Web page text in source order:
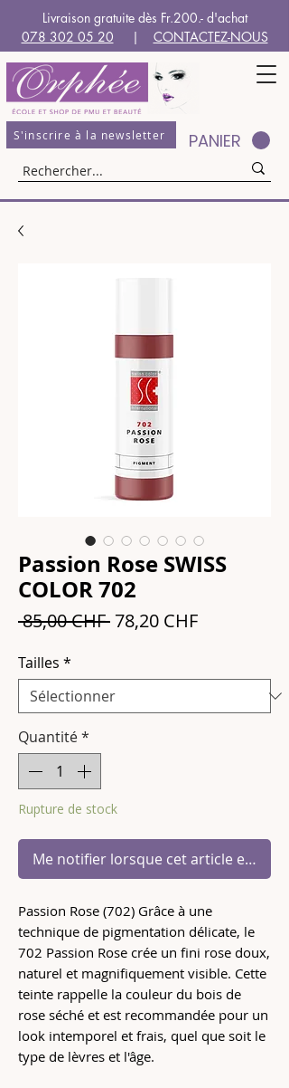
Livraison gratuite dès Fr.200.- d'achat
078 302 05 20 | CONTACTEZ-NOUS
S'inscrire à la newsletter PANIER
Passion Rose SWISS
COLOR 702
85,00 CHF Prix
78,20 CHFPrix
Tailles *
Quantité*
Rupture de stock
Me notifier lorsque cet article est
Passion Rose (702) Grâce à une
technique de pigmentation délicate, le
702 Passion Rose crée un fini rose doux,
naturel et magnifiquement visible. Cette
teinte rappelle la couleur du bois de
rose séché et est recommandée pour un
look intemporel et frais, quel que soit le
type de lèvres et l'âge.